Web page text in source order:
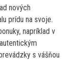
nových
prídu na svoje.
napríklad v
s vášňou